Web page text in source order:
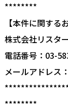
********
【本件に関する
株式会社リスタ
電話番号：03-
メールアドレス
********